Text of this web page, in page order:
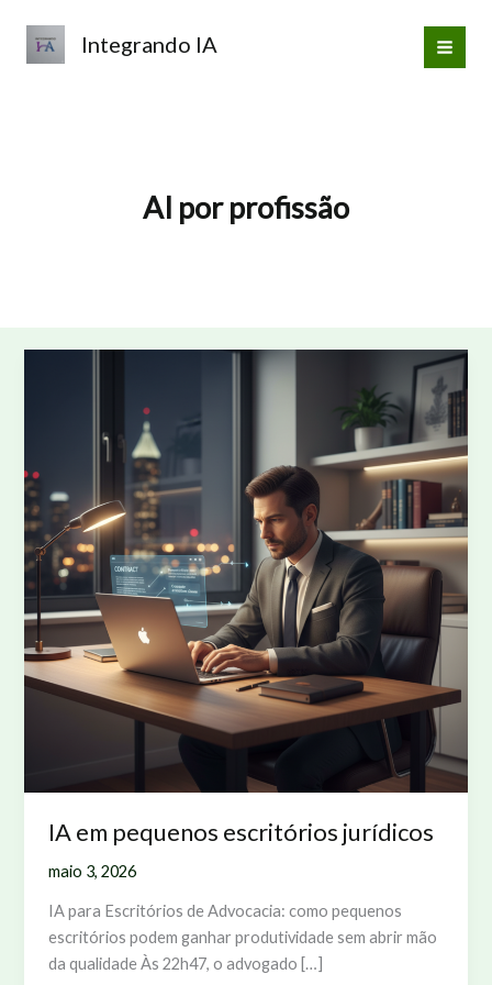
Integrando IA
AI por profissão
IA em pequenos escritórios jurídicos
maio 3, 2026
IA para Escritórios de Advocacia: como pequenos
escritórios podem ganhar produtividade sem abrir mão
da qualidade Às 22h47, o advogado […]